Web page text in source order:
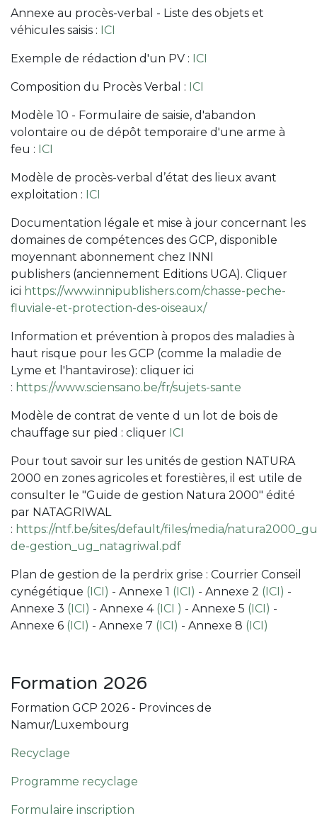
Annexe au procès-verbal - Liste des objets et
véhicules saisis : ICI
Exemple de rédaction d'un PV : ICI
Composition du Procès Verbal : ICI
Modèle 10 - Formulaire de saisie, d'abandon
volontaire ou de dépôt temporaire d'une arme à
feu : ICI
Modèle de procès-verbal d’état des lieux avant
exploitation : ICI
Documentation légale et mise à jour concernant les
domaines de compétences des GCP, disponible
moyennant abonnement chez INNI
publishers (anciennement Editions UGA). Cliquer
ici https://www.innipublishers.com/chasse-peche-
fluviale-et-protection-des-oiseaux/
Information et prévention à propos des maladies à
haut risque pour les GCP (comme la maladie de
Lyme et l'hantavirose): cliquer ici
: https://www.sciensano.be/fr/sujets-sante
Modèle de contrat de vente d un lot de bois de
chauffage sur pied : cliquer ICI
Pour tout savoir sur les unités de gestion NATURA
2000 en zones agricoles et forestières, il est utile de
consulter le "Guide de gestion Natura 2000" édité
par NATAGRIWAL
: https://ntf.be/sites/default/files/media/
de-gestion_ug_natagriwal.pdf
Plan de gestion de la perdrix grise : Courrier Conseil
cynégétique (ICI) - Annexe 1 (ICI) - Annexe 2 (ICI) -
Annexe 3 (ICI) - Annexe 4 (ICI ) - Annexe 5 (ICI) -
Annexe 6 (ICI) - Annexe 7 (ICI) - Annexe 8 (ICI)
Formation 2026
Formation GCP 2026 - Provinces de
Namur/Luxembourg
Recyclage
Programme recyclage
Formulaire inscription